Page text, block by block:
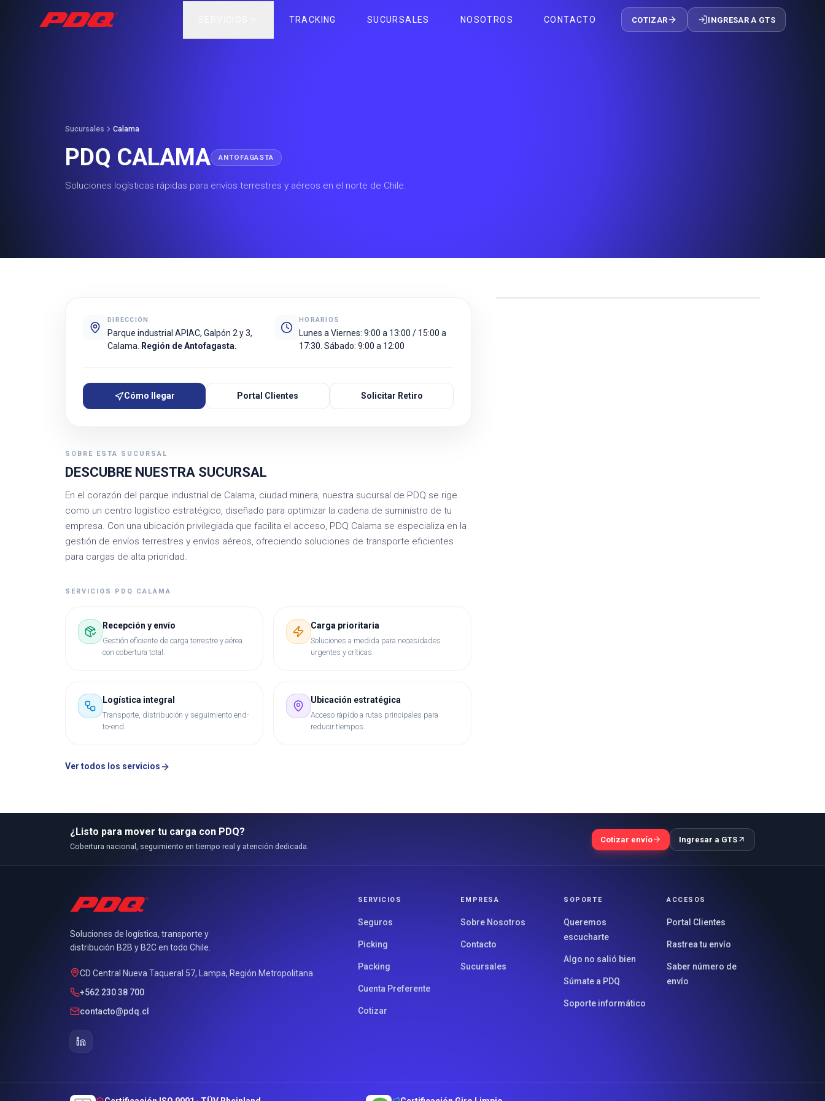
TRACKING SUCURSALES NOSOTROS CONTACTO COTIZAR INGRESAR A GTS
Sucursales Calama
PDQ CALAMA ANTOFAGASTA
Soluciones logísticas rápidas para envíos terrestres y aéreos en el norte de Chile.
DIRECCIÓN
Parque industrial APIAC, Galpón 2 y 3,
Calama.
Región de Antofagasta.
HORARIOS
Lunes a Viernes: 9:00 a 13:00 / 15:00 a
17:30. Sábado: 9:00 a 12:00
Cómo llegar Portal Clientes Solicitar Retiro
SOBRE ESTA SUCURSAL
DESCUBRE NUESTRA SUCURSAL
En el corazón del parque industrial de Calama, ciudad minera, nuestra sucursal de PDQ se rige
como un centro logístico estratégico, diseñado para optimizar la cadena de suministro de tu
empresa. Con una ubicación privilegiada que facilita el acceso, PDQ Calama se especializa en la
gestión de envíos terrestres y envíos aéreos, ofreciendo soluciones de transporte eficientes
para cargas de alta prioridad.
SERVICIOS PDQ CALAMA
Recepción y envío
Gestión eficiente de carga terrestre y aérea
con cobertura total.
Carga prioritaria
Soluciones a medida para necesidades
urgentes y críticas.
Logística integral
Transporte, distribución y seguimiento end-
to-end.
Ubicación estratégica
Acceso rápido a rutas principales para
reducir tiempos.
Ver todos los servicios
¿Listo para mover tu carga con PDQ?
Cobertura nacional, seguimiento en tiempo real y atención dedicada.
Cotizar envío Ingresar a GTS
Soluciones de logística, transporte y
distribución B2B y B2C en todo Chile.
CD Central Nueva Taqueral 57, Lampa, Región Metropolitana.
+562 230 38 700
contacto@pdq.cl
SERVICIOS
Seguros
Picking
Packing
Cuenta Preferente
Cotizar
EMPRESA
Sobre Nosotros
Contacto
Sucursales
SOPORTE
Queremos
escucharte
Algo no salió bien
Súmate a PDQ
Soporte informático
ACCESOS
Portal Clientes
Rastrea tu envío
Saber número de
envío